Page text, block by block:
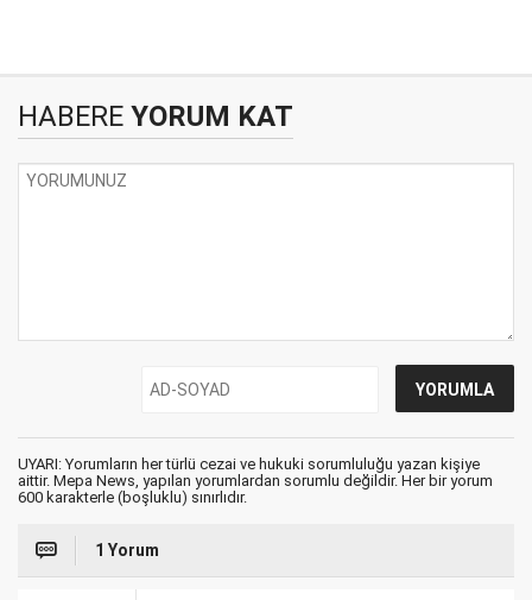
HABERE YORUM KAT
UYARI: Yorumların her türlü cezai ve hukuki sorumluluğu yazan kişiye
aittir. Mepa News, yapılan yorumlardan sorumlu değildir. Her bir yorum
600 karakterle (boşluklu) sınırlıdır.
1 Yorum